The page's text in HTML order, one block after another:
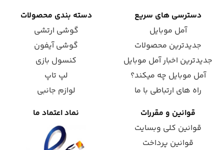
دسترسی های سریع
آمل موبایل
جدیدترین محصولات
جدیدترین اخبار آمل موبایل
آمل موبایل چه میکند؟
راه های ارتباطی با ما
دسته بندی محصولات
گوشی ارتشی
گوشی آیفون
کنسول بازی
لپ تاپ
لوازم جانبی
قوانین و مقررات
قوانین کلی وبسایت
قوانین پرداخت
نماد اعتماد ما